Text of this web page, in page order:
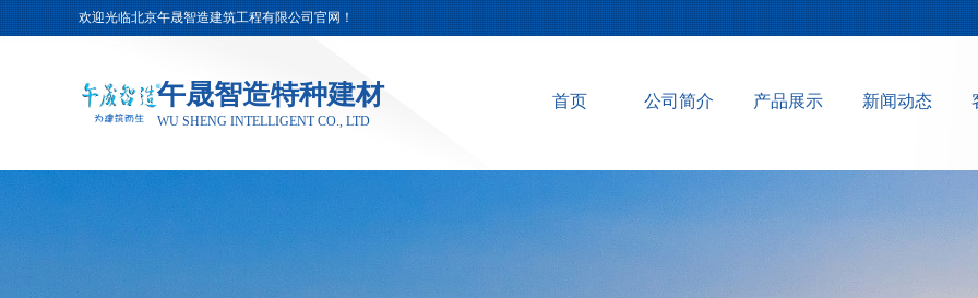
首页 公司简介 产品展示 新闻动态
欢迎光临北京午晟智造建筑工程有限公司官网！
午晟智造特种建材
WU SHENG INTELLIGENT CO., LTD